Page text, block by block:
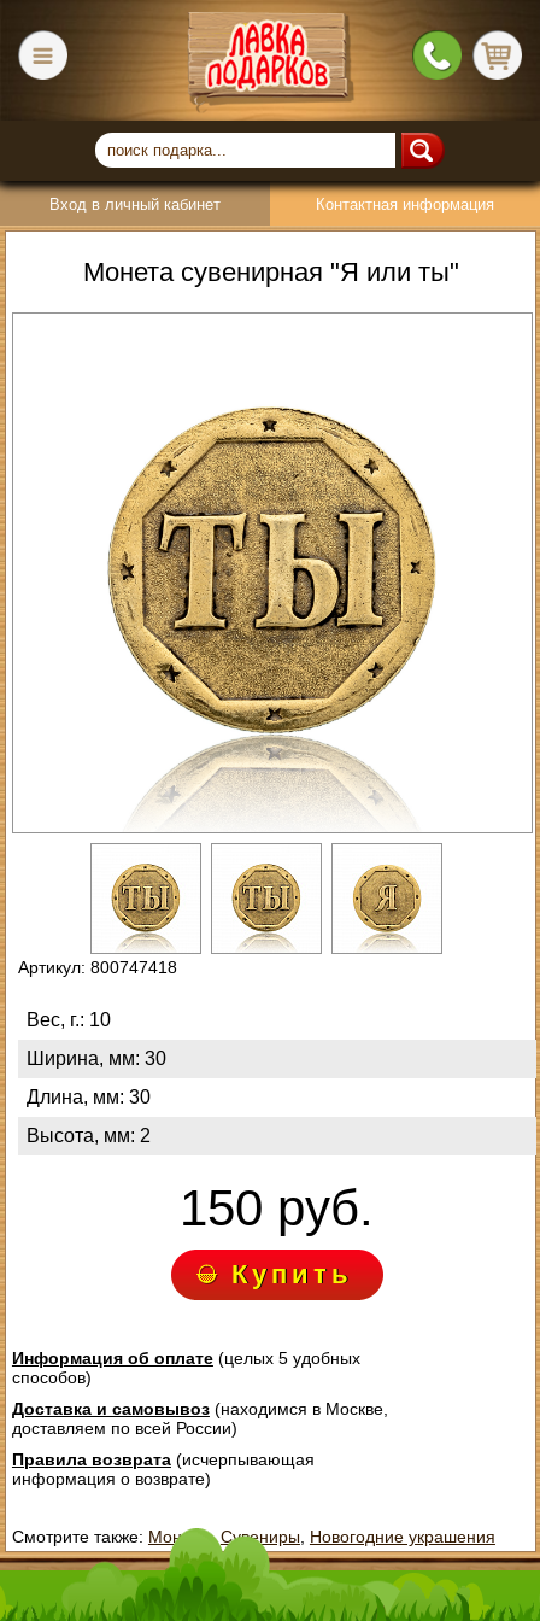
Вход в личный кабинет Контактная информация
Монета сувенирная "Я или ты"
Артикул: 800747418
Вес, г.: 10
Ширина, мм: 30
Длина, мм: 30
Высота, мм: 2
150 руб.
Купить
Информация об оплате(целых 5 удобных
способов)
Доставка и самовывоз(находимся в Москве,
доставляем по всей России)
Правила возврата(исчерпывающая
информация о возврате)
Смотрите также: Монеты,Сувениры, Новогодние украшения